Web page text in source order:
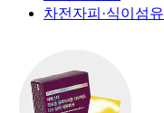
차전자피·식이섬유